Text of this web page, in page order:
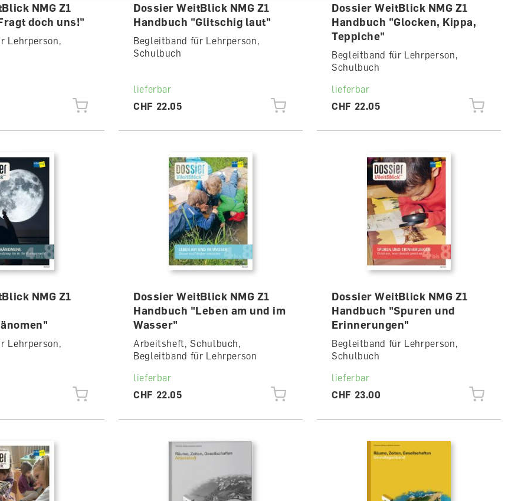
NMG Z1
doch uns!"
Lehrperson,
Dossier WeitBlick NMG Z1
Handbuch "Glitschig laut"
Begleitband für Lehrperson,
Schulbuch
lieferbar
CHF 22.05
Dossier WeitBlick NMG Z1
Handbuch "Glocken, Kippa,
Teppiche"
Begleitband für Lehrperson,
Schulbuch
lieferbar
CHF 22.05
NMG Z1
Lehrperson,
Dossier WeitBlick NMG Z1
Handbuch "Leben am und im
Wasser"
Arbeitsheft, Schulbuch,
Begleitband für Lehrperson
lieferbar
CHF 22.05
Dossier WeitBlick NMG Z1
Handbuch "Spuren und
Erinnerungen"
Begleitband für Lehrperson,
Schulbuch
lieferbar
CHF 23.00